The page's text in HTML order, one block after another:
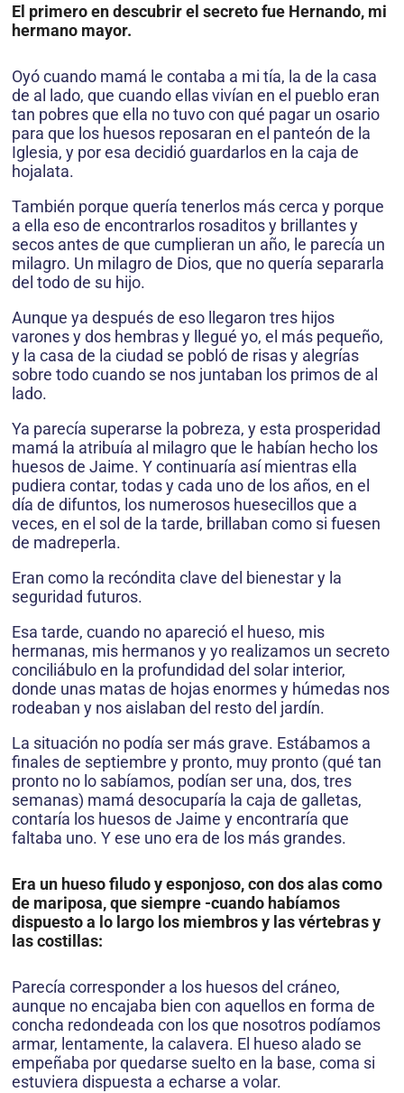
El primero en descubrir el secreto fue Hernando, mi
hermano mayor.
Oyó cuando mamá le contaba a mi tía, la de la casa
de al lado, que cuando ellas vivían en el pueblo eran
tan pobres que ella no tuvo con qué pagar un osario
para que los huesos reposaran en el panteón de la
Iglesia, y por esa decidió guardarlos en la caja de
hojalata.
También porque quería tenerlos más cerca y porque
a ella eso de encontrarlos rosaditos y brillantes y
secos antes de que cumplieran un año, le parecía un
milagro. Un milagro de Dios, que no quería separarla
del todo de su hijo.
Aunque ya después de eso llegaron tres hijos
varones y dos hembras y llegué yo, el más pequeño,
y la casa de la ciudad se pobló de risas y alegrías
sobre todo cuando se nos juntaban los primos de al
lado.
Ya parecía superarse la pobreza, y esta prosperidad
mamá la atribuía al milagro que le habían hecho los
huesos de Jaime. Y continuaría así mientras ella
pudiera contar, todas y cada uno de los años, en el
día de difuntos, los numerosos huesecillos que a
veces, en el sol de la tarde, brillaban como si fuesen
de madreperla.
Eran como la recóndita clave del bienestar y la
seguridad futuros.
Esa tarde, cuando no apareció el hueso, mis
hermanas, mis hermanos y yo realizamos un secreto
conciliábulo en la profundidad del solar interior,
donde unas matas de hojas enormes y húmedas nos
rodeaban y nos aislaban del resto del jardín.
La situación no podía ser más grave. Estábamos a
finales de septiembre y pronto, muy pronto (qué tan
pronto no lo sabíamos, podían ser una, dos, tres
semanas) mamá desocuparía la caja de galletas,
contaría los huesos de Jaime y encontraría que
faltaba uno. Y ese uno era de los más grandes.
Era un hueso filudo y esponjoso, con dos alas como
de mariposa, que siempre -cuando habíamos
dispuesto a lo largo los miembros y las vértebras y
las costillas:
Parecía corresponder a los huesos del cráneo,
aunque no encajaba bien con aquellos en forma de
concha redondeada con los que nosotros podíamos
armar, lentamente, la calavera. El hueso alado se
empeñaba por quedarse suelto en la base, coma si
estuviera dispuesta a echarse a volar.